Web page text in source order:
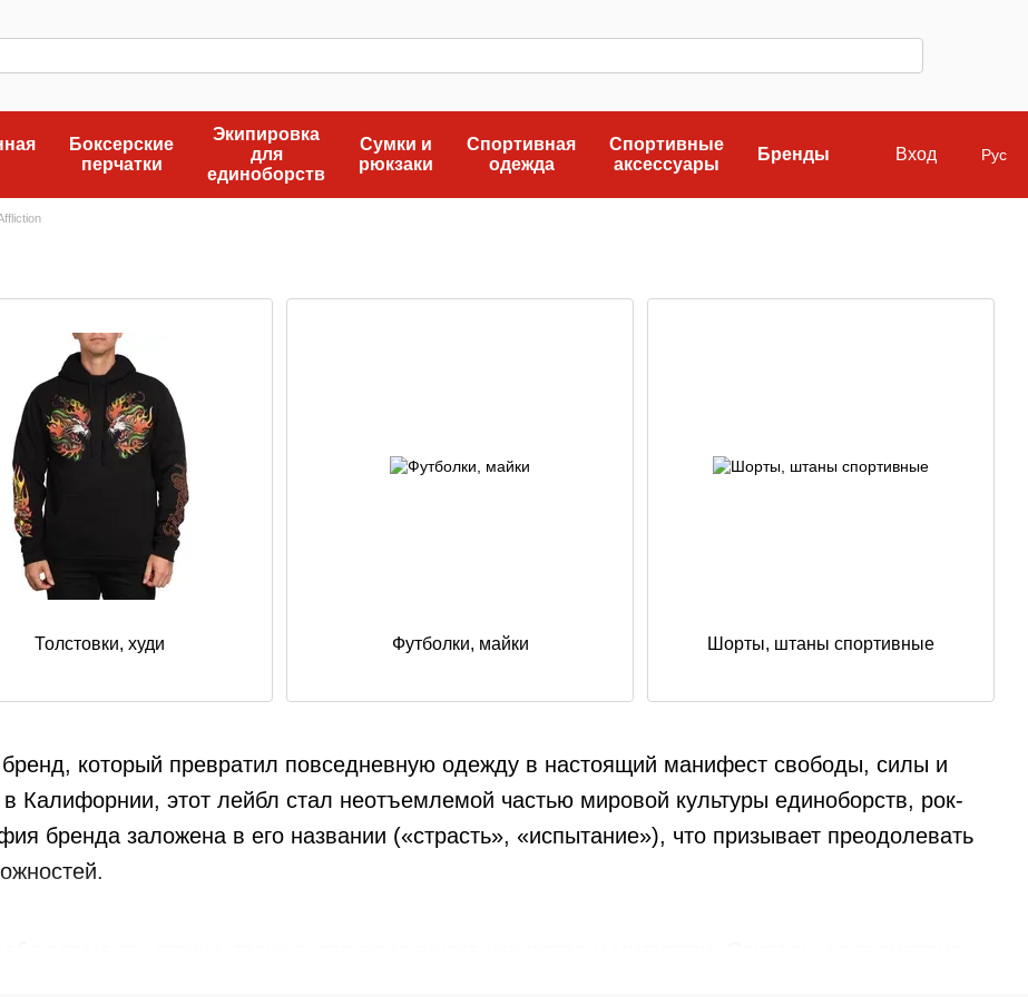
Боксерские
перчатки
Экипировка
для
единоборств
Сумки и
рюкзаки
Спортивная
одежда
Спортивные
аксессуары
Бренды Вход Рус
который превратил повседневную одежду в настоящий манифест свободы, силы и
Калифорнии, этот лейбл стал неотъемлемой частью мировой культуры единоборств, рок-
бренда заложена в его названии («страсть», «испытание»), что призывает преодолевать
Толстовки, худи Футболки, майки Шорты, штаны спортивные